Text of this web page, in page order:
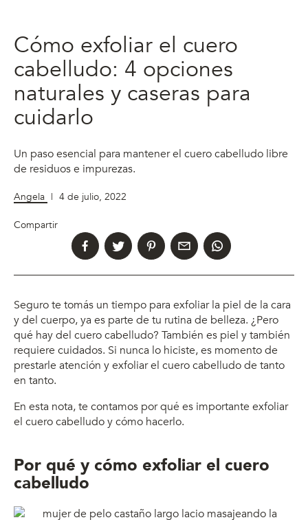
Cómo exfoliar el cuero
cabelludo: 4 opciones
naturales y caseras para
cuidarlo
Un paso esencial para mantener el cuero cabelludo libre
de residuos e impurezas.
Angela | 4 de julio, 2022
Compartir
Seguro te tomás un tiempo para exfoliar la piel de la cara
y del cuerpo, ya es parte de tu rutina de belleza. ¿Pero
qué hay del cuero cabelludo? También es piel y también
requiere cuidados. Si nunca lo hiciste, es momento de
prestarle atención y exfoliar el cuero cabelludo de tanto
en tanto.
En esta nota, te contamos por qué es importante exfoliar
el cuero cabelludo y cómo hacerlo.
Por qué y cómo exfoliar el cuero
cabelludo